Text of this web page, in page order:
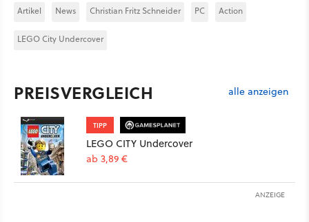
Artikel News Christian Fritz Schneider PC Action
LEGO City Undercover
PREISVERGLEICH alle anzeigen
TIPP
LEGO CITY Undercover
ab 3,89 €
ANZEIGE